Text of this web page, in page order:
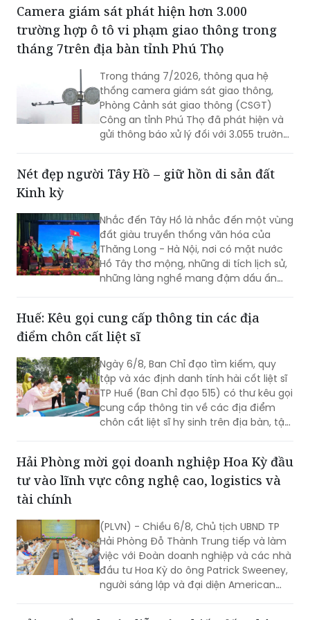
đồng.
Camera giám sát phát hiện hơn 3.000
trường hợp ô tô vi phạm giao thông trong
tháng 7trên địa bàn tỉnh Phú Thọ
Trong tháng 7/2026, thông qua hệ
thống camera giám sát giao thông,
Phòng Cảnh sát giao thông (CSGT)
Công an tỉnh Phú Thọ đã phát hiện và
gửi thông báo xử lý đối với 3.055 trường
biến tập trung vào hành vi chạy quá
Nét đẹp người Tây Hồ – giữ hồn di sản đất
Kinh kỳ
Nhắc đến Tây Hồ là nhắc đến một vùng
đất giàu truyền thống văn hóa của
Thăng Long - Hà Nội, nơi có mặt nước
Hồ Tây thơ mộng, những di tích lịch sử,
những làng nghề mang đậm dấu ấn
nghìn năm văn hiến.
Huế: Kêu gọi cung cấp thông tin các địa
điểm chôn cất liệt sĩ
Ngày 6/8, Ban Chỉ đạo tìm kiếm, quy
tập và xác định danh tính hài cốt liệt sĩ
TP Huế (Ban Chỉ đạo 515) có thư kêu gọi
cung cấp thông tin về các địa điểm
chôn cất liệt sĩ hy sinh trên địa bàn, tập
và khu vực sông Truồi (xã Lộc An).
Hải Phòng mời gọi doanh nghiệp Hoa Kỳ đầu
tư vào lĩnh vực công nghệ cao, logistics và
tài chính
(PLVN) - Chiều 6/8, Chủ tịch UBND TP
Hải Phòng Đỗ Thành Trung tiếp và làm
việc với Đoàn doanh nghiệp và các nhà
đầu tư Hoa Kỳ do ông Patrick Sweeney,
người sáng lập và đại diện American